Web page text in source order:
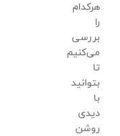
هرکدام
را
بررسی
می‌کنیم
تا
بتوانید
با
دیدی
روشن